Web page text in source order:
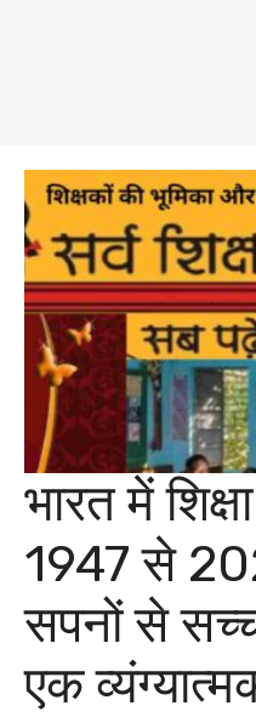
भारत में
1947 से
सपनों से
एक